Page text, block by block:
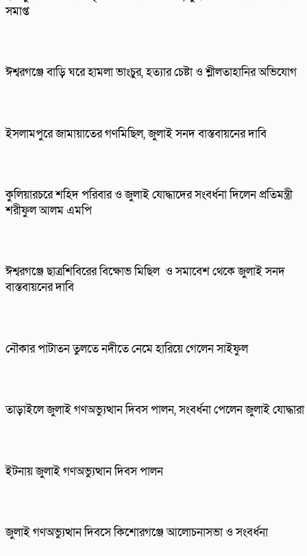
সমাপ্ত
ঈশ্বরগঞ্জে বাড়ি ঘরে হামলা ভাংচুর, হত্যার চেষ্টা ও শ্লীলতাহানির অভিযোগ
ইসলামপুরে জামায়াতের গণমিছিল, জুলাই সনদ বাস্তবায়নের দাবি
কুলিয়ারচরে শহিদ পরিবার ও জুলাই যোদ্ধাদের সংবর্ধনা দিলেন প্রতিমন্ত্রী
শরীফুল আলম এমপি
ঈশ্বরগঞ্জে ছাত্রশিবিরের বিক্ষোভ মিছিল ও সমাবেশ থেকে জুলাই সনদ
বাস্তবায়নের দাবি
নৌকার পাটাতন তুলতে নদীতে নেমে হারিয়ে গেলেন সাইফুল
তাড়াইলে জুলাই গণঅভ্যুত্থান দিবস পালন, সংবর্ধনা পেলেন জুলাই যোদ্ধারা
ইটনায় জুলাই গণঅভ্যুত্থান দিবস পালন
জুলাই গণঅভ্যুত্থান দিবসে কিশোরগঞ্জে আলোচনাসভা ও সংবর্ধনা